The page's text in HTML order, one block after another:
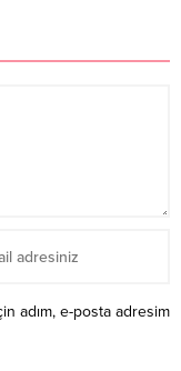
adım, e-posta adresim